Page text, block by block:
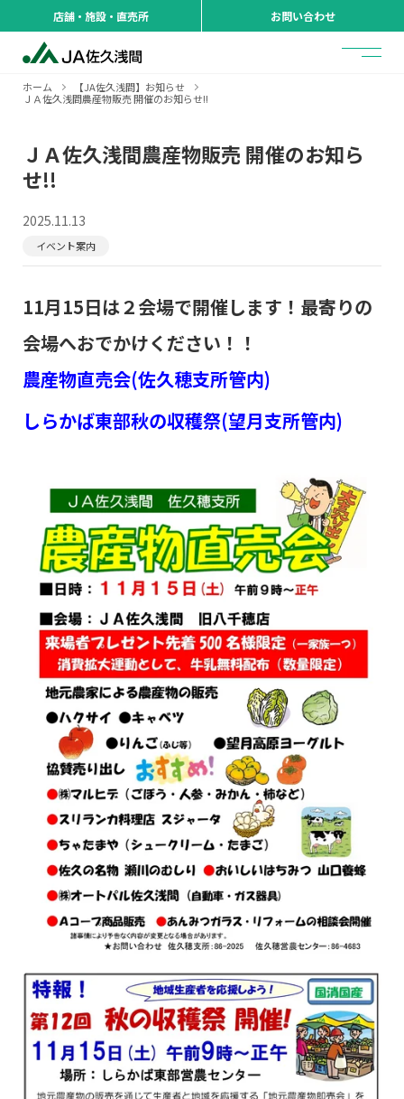
店舗・施設・直売所 お問い合わせ
ホーム
【JA佐久浅間】お知らせ
ＪＡ佐久浅間農産物販売 開催のお知らせ!!
ＪＡ佐久浅間農産物販売 開催のお知ら
せ!!
2025.11.13
イベント案内
11月15日は２会場で開催します！最寄りの
会場へおでかけください！！
農産物直売会(佐久穂支所管内)
しらかば東部秋の収穫祭(望月支所管内)